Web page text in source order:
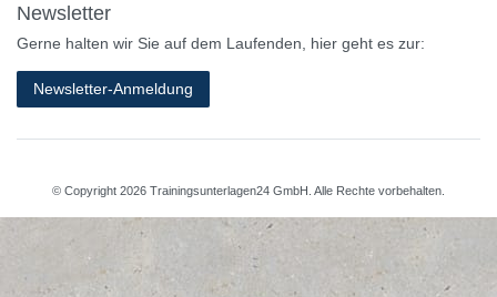
Newsletter
Gerne halten wir Sie auf dem Laufenden, hier geht es zur:
Newsletter-Anmeldung
© Copyright 2026 Trainingsunterlagen24 GmbH. Alle Rechte vorbehalten.